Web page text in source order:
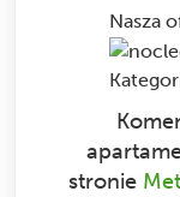
Nasza
stronie